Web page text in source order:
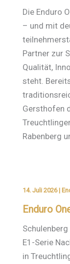
Die Enduro
– und mit
Partner zur
Qualität,
steht.
Gersthofen
Rabenberg
14. Juli 2026 |
Enduro
E1-Serie
in